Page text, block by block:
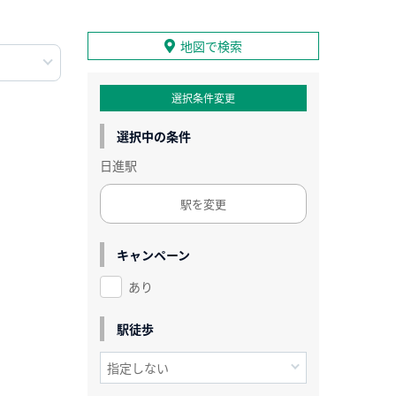
地図で検索
選択条件変更
選択中の条件
日進駅
駅を変更
キャンペーン
あり
駅徒歩